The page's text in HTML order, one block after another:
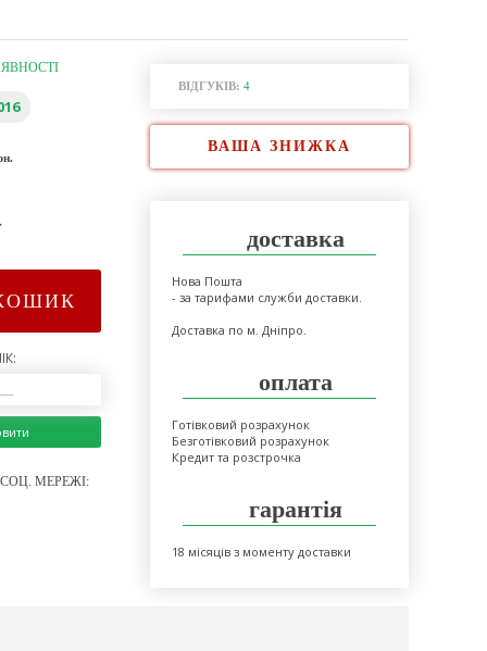
МЕРЕЖІ:
ВІДГУКІВ: 4
ВАША ЗНИЖКА
доставка
Нова Пошта
- за тарифами служби доставки.
Доставка по м. Дніпро.
оплата
Готівковий розрахунок
Безготівковий розрахунок
Кредит та розстрочка
гарантія
18 місяців з моменту доставки